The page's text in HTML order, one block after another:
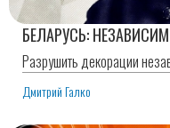
БЕЛАРУСЬ:
Разрушить декорации
Дмитрий Галко